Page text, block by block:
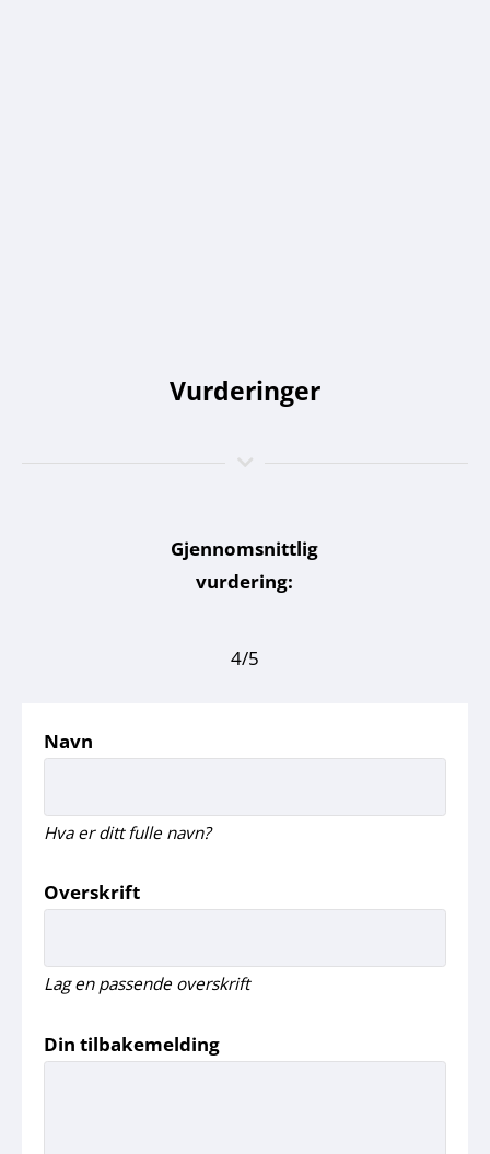
Vurderinger
Gjennomsnittlig
vurdering:
4/5
Navn
Hva er ditt fulle navn?
Overskrift
Lag en passende overskrift
Din tilbakemelding